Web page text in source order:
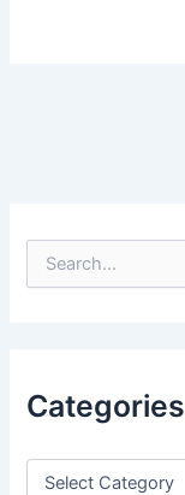
e
f
r
Categories